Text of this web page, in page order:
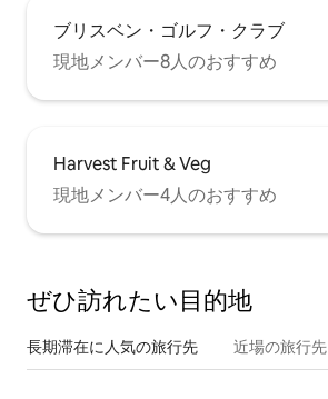
ブリスベン・ゴルフ・クラブ
現地メンバー8人のおすすめ
Harvest Fruit & Veg
現地メンバー4人のおすすめ
ぜひ訪⁠れ⁠た⁠い目⁠的⁠地
長期滞在に人気の旅行先 近場の旅行先